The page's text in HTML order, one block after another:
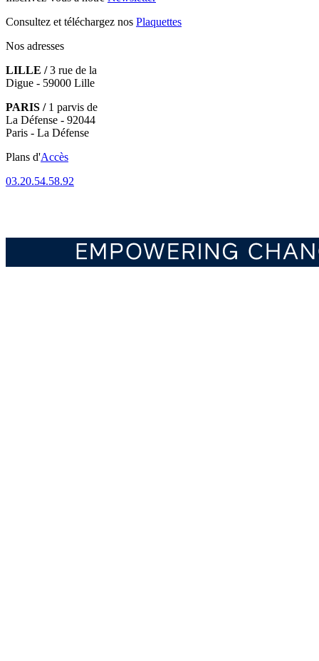
Consultez et téléchargez nos Plaquettes
Nos adresses
LILLE /3 rue de la
Digue - 59000 Lille
PARIS /1 parvis de
La Défense - 92044
Paris - La Défense
Plans d'Accès
03.20.54.58.92